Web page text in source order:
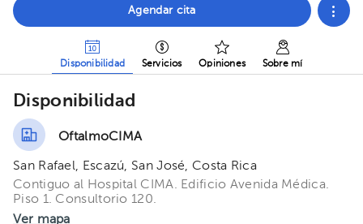
Agendar cita
Disponibilidad Servicios Opiniones Sobre mí
Disponibilidad
OftalmoCIMA
San Rafael, Escazú, San José, Costa Rica
Contiguo al Hospital CIMA. Edificio Avenida Médica.
Piso 1. Consultorio 120.
Ver mapa